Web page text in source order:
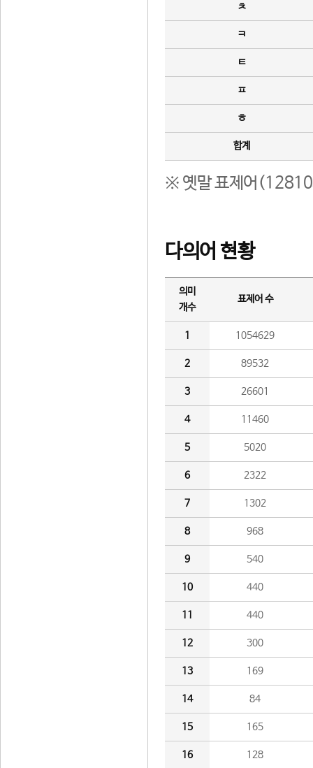
ㅊ
ㅋ
ㅌ
ㅍ
ㅎ
합계
※ 옛말 표제어(12810
다의어 현황
의미
개수
표제어 수
1 1054629
2 89532
3 26601
4 11460
5 5020
6 2322
7 1302
8 968
9 540
10 440
11 440
12 300
13 169
14 84
15 165
16 128